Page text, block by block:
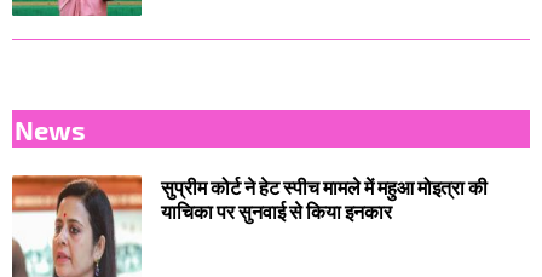
News
सुप्रीम कोर्ट ने हेट स्पीच मामले में महुआ मोइत्रा की
याचिका पर सुनवाई से किया इनकार